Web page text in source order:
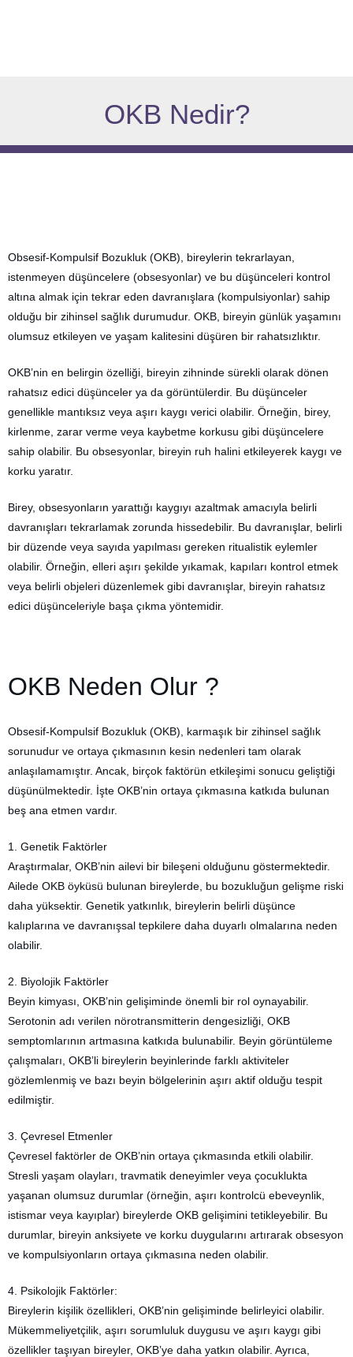
OKB Nedir?
Obsesif-Kompulsif Bozukluk (OKB), bireylerin tekrarlayan,
istenmeyen düşüncelere (obsesyonlar) ve bu düşünceleri kontrol
altına almak için tekrar eden davranışlara (kompulsiyonlar) sahip
olduğu bir zihinsel sağlık durumudur. OKB, bireyin günlük yaşamını
olumsuz etkileyen ve yaşam kalitesini düşüren bir rahatsızlıktır.
OKB’nin en belirgin özelliği, bireyin zihninde sürekli olarak dönen
rahatsız edici düşünceler ya da görüntülerdir. Bu düşünceler
genellikle mantıksız veya aşırı kaygı verici olabilir. Örneğin, birey,
kirlenme, zarar verme veya kaybetme korkusu gibi düşüncelere
sahip olabilir. Bu obsesyonlar, bireyin ruh halini etkileyerek kaygı ve
korku yaratır.
Birey, obsesyonların yarattığı kaygıyı azaltmak amacıyla belirli
davranışları tekrarlamak zorunda hissedebilir. Bu davranışlar, belirli
bir düzende veya sayıda yapılması gereken ritualistik eylemler
olabilir. Örneğin, elleri aşırı şekilde yıkamak, kapıları kontrol etmek
veya belirli objeleri düzenlemek gibi davranışlar, bireyin rahatsız
edici düşünceleriyle başa çıkma yöntemidir.
OKB Neden Olur ?
Obsesif-Kompulsif Bozukluk (OKB), karmaşık bir zihinsel sağlık
sorunudur ve ortaya çıkmasının kesin nedenleri tam olarak
anlaşılamamıştır. Ancak, birçok faktörün etkileşimi sonucu geliştiği
düşünülmektedir. İşte OKB’nin ortaya çıkmasına katkıda bulunan
beş ana etmen vardır.
1. Genetik Faktörler
Araştırmalar, OKB’nin ailevi bir bileşeni olduğunu göstermektedir.
Ailede OKB öyküsü bulunan bireylerde, bu bozukluğun gelişme riski
daha yüksektir. Genetik yatkınlık, bireylerin belirli düşünce
kalıplarına ve davranışsal tepkilere daha duyarlı olmalarına neden
olabilir.
2. Biyolojik Faktörler
Beyin kimyası, OKB’nin gelişiminde önemli bir rol oynayabilir.
Serotonin adı verilen nörotransmitterin dengesizliği, OKB
semptomlarının artmasına katkıda bulunabilir. Beyin görüntüleme
çalışmaları, OKB’li bireylerin beyinlerinde farklı aktiviteler
gözlemlenmiş ve bazı beyin bölgelerinin aşırı aktif olduğu tespit
edilmiştir.
3. Çevresel Etmenler
Çevresel faktörler de OKB’nin ortaya çıkmasında etkili olabilir.
Stresli yaşam olayları, travmatik deneyimler veya çocuklukta
yaşanan olumsuz durumlar (örneğin, aşırı kontrolcü ebeveynlik,
istismar veya kayıplar) bireylerde OKB gelişimini tetikleyebilir. Bu
durumlar, bireyin anksiyete ve korku duygularını artırarak obsesyon
ve kompulsiyonların ortaya çıkmasına neden olabilir.
4. Psikolojik Faktörler:
Bireylerin kişilik özellikleri, OKB’nin gelişiminde belirleyici olabilir.
Mükemmeliyetçilik, aşırı sorumluluk duygusu ve aşırı kaygı gibi
özellikler taşıyan bireyler, OKB’ye daha yatkın olabilir. Ayrıca,